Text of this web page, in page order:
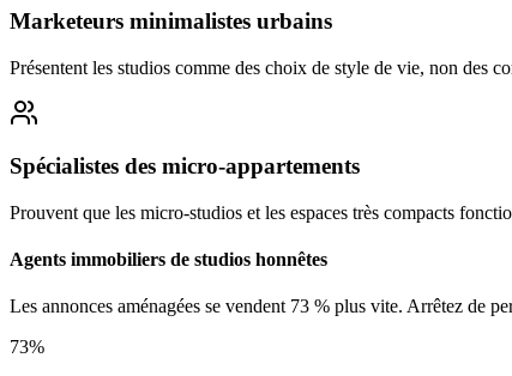
Marketeurs minimalistes urbains
Présentent les studios comme des choix de style de vie, non des
Spécialistes des micro-appartements
Prouvent que les micro-studios et les espaces très compacts
Agents immobiliers de studios honnêtes
Les annonces aménagées se vendent 73 % plus vite. Arrêtez de
73%